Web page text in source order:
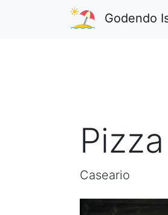
Godendo
Caseario